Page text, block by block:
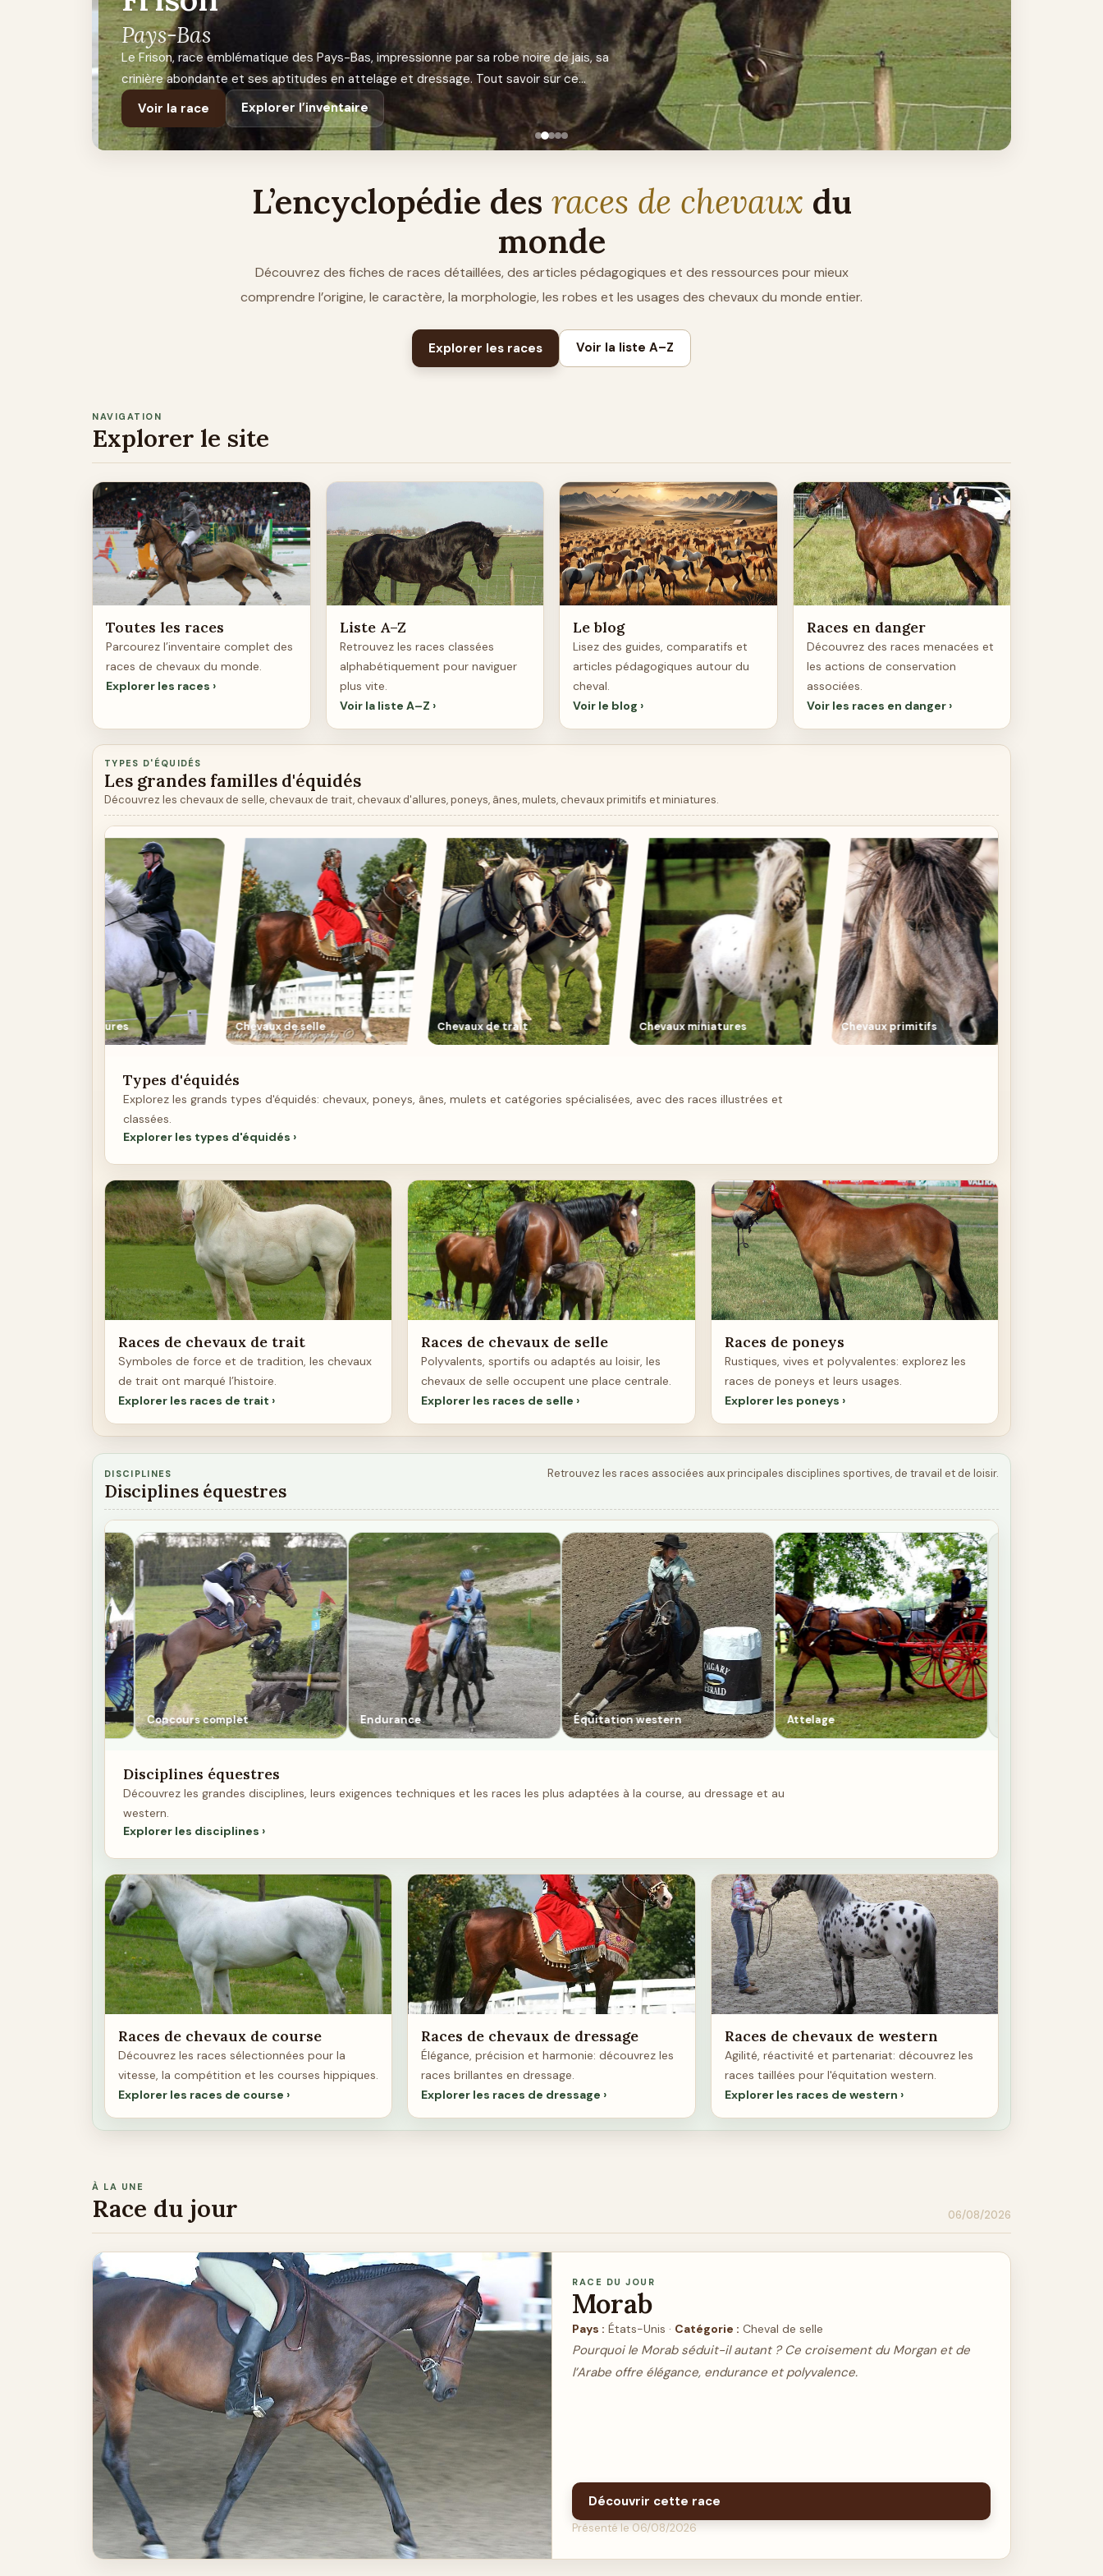
Pays-Bas
Le Frison, race emblématique des Pays-Bas, impressionne par sa robe noire de jais, sa
crinière abondante et ses aptitudes en attelage et dressage. Tout savoir sur ce…
Voir la race
Explorer l’inventaire
L’encyclopédie des races de chevaux du
monde
Découvrez des fiches de races détaillées, des articles pédagogiques et des ressources pour mieux
comprendre l’origine, le caractère, la morphologie, les robes et les usages des chevaux du monde entier.
Explorer les races Voir la liste A–Z
NAVIGATION
Explorer le site
Toutes les races
Parcourez l’inventaire complet des
races de chevaux du monde.
Explorer les races
Liste A–Z
Retrouvez les races classées
alphabétiquement pour naviguer
plus vite.
Voir la liste A–Z
Le blog
Lisez des guides, comparatifs et
articles pédagogiques autour du
cheval.
Voir le blog
Races en danger
Découvrez des races menacées et
les actions de conservation
associées.
Voir les races en danger
TYPES D'ÉQUIDÉS
Les grandes familles d'équidés
Découvrez les chevaux de selle, chevaux de trait, chevaux d'allures, poneys, ânes, mulets, chevaux primitifs et miniatures.
Chevaux de selle Chevaux de trait Chevaux miniatures Chevaux primitifs Mulets
Types d'équidés
Explorez les grands types d'équidés: chevaux, poneys, ânes, mulets et catégories spécialisées, avec des races illustrées et
classées.
Explorer les types d'équidés
Races de chevaux de trait
Symboles de force et de tradition, les chevaux
de trait ont marqué l’histoire.
Explorer les races de trait
Races de chevaux de selle
Polyvalents, sportifs ou adaptés au loisir, les
chevaux de selle occupent une place centrale.
Explorer les races de selle
Races de poneys
Rustiques, vives et polyvalentes: explorez les
races de poneys et leurs usages.
Explorer les poneys
DISCIPLINES
Disciplines équestres
Retrouvez les races associées aux principales disciplines sportives, de travail et de loisir.
Endurance Équitation western Attelage TREC Polo
Disciplines équestres
Découvrez les grandes disciplines, leurs exigences techniques et les races les plus adaptées à la course, au dressage et au
western.
Explorer les disciplines
Races de chevaux de course
Découvrez les races sélectionnées pour la
vitesse, la compétition et les courses hippiques.
Explorer les races de course
Races de chevaux de dressage
Élégance, précision et harmonie: découvrez les
races brillantes en dressage.
Explorer les races de dressage
Races de chevaux de western
Agilité, réactivité et partenariat: découvrez les
races taillées pour l'équitation western.
Explorer les races de western
À LA UNE
Race du jour 06/08/2026
RACE DU JOUR
Morab
Pays : États-Unis · Catégorie : Cheval de selle
Pourquoi le Morab séduit-il autant ? Ce croisement du Morgan et de
l’Arabe offre élégance, endurance et polyvalence.
Découvrir cette race
Présenté le 06/08/2026